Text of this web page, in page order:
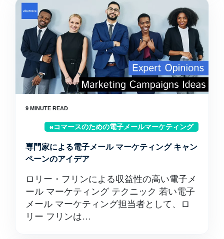
eコマースのための電子メールマーケティング
専門家による電子メール マーケティング キャン
ペーンのアイデア
ロリー・フリンによる収益性の高い電子メ
ール マーケティング テクニック 若い電子
メール マーケティング担当者として、ロ
リー フリンは…